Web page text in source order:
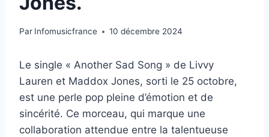
Par Infomusicfrance 10 décembre 2024
Le single « Another Sad Song » de Livvy
Lauren et Maddox Jones, sorti le 25 octobre,
est une perle pop pleine d’émotion et de
sincérité. Ce morceau, qui marque une
collaboration attendue entre la talentueuse